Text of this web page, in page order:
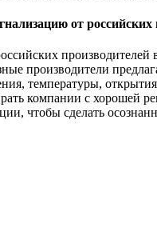
от российских
производители
температуры,
компании с хорошей
чтобы сделать